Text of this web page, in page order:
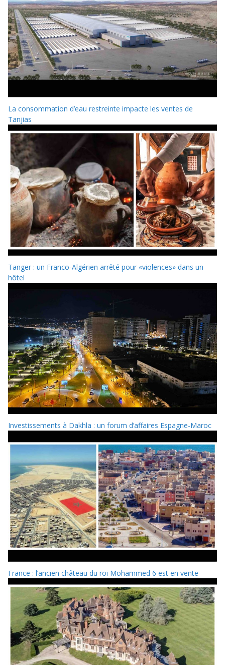
La consommation d’eau restreinte impacte les ventes de
Tanjias
Tanger : un Franco-Algérien arrêté pour «violences» dans un
hôtel
Investissements à Dakhla : un forum d’affaires Espagne-Maroc
France : l’ancien château du roi Mohammed 6 est en vente